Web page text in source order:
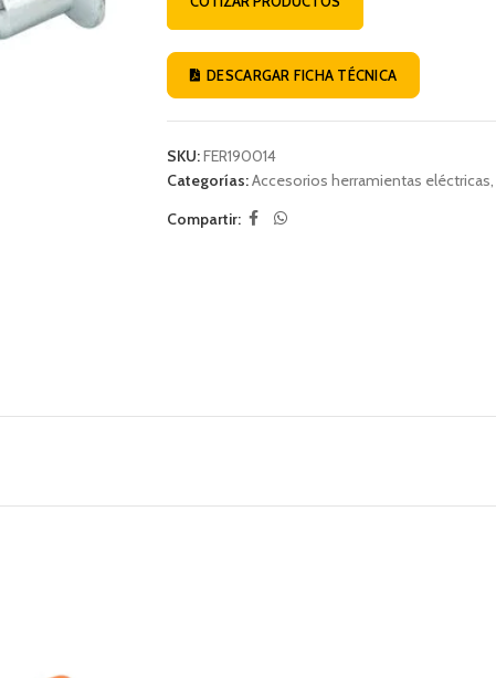
DESCARGAR FICHA TÉCNICA
SKU:FER190014
Categorías:Accesorios herramientas eléctricas,
Compartir: